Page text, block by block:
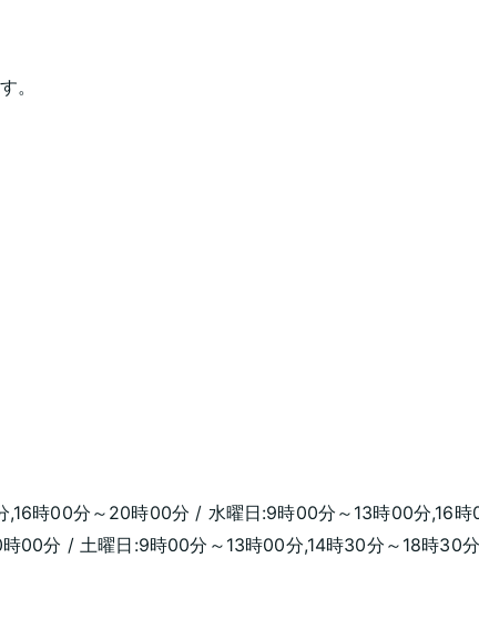
。
時00分～20時00分 / 水曜日:9時00分～13時00分,16
00分 / 土曜日:9時00分～13時00分,14時30分～18時30